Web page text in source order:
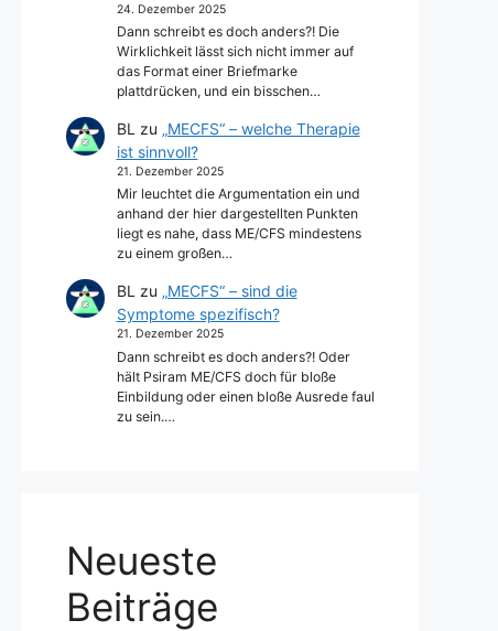
24. Dezember 2025
Dann schreibt es doch anders?! Die
Wirklichkeit lässt sich nicht immer auf
das Format einer Briefmarke
plattdrücken, und ein bisschen…
BL zu „MECFS“ – welche Therapie
ist sinnvoll?
21. Dezember 2025
Mir leuchtet die Argumentation ein und
anhand der hier dargestellten Punkten
liegt es nahe, dass ME/CFS mindestens
zu einem großen…
BL zu „MECFS“ – sind die
Symptome spezifisch?
21. Dezember 2025
Dann schreibt es doch anders?! Oder
hält Psiram ME/CFS doch für bloße
Einbildung oder einen bloße Ausrede faul
zu sein.…
Neueste
Beiträge